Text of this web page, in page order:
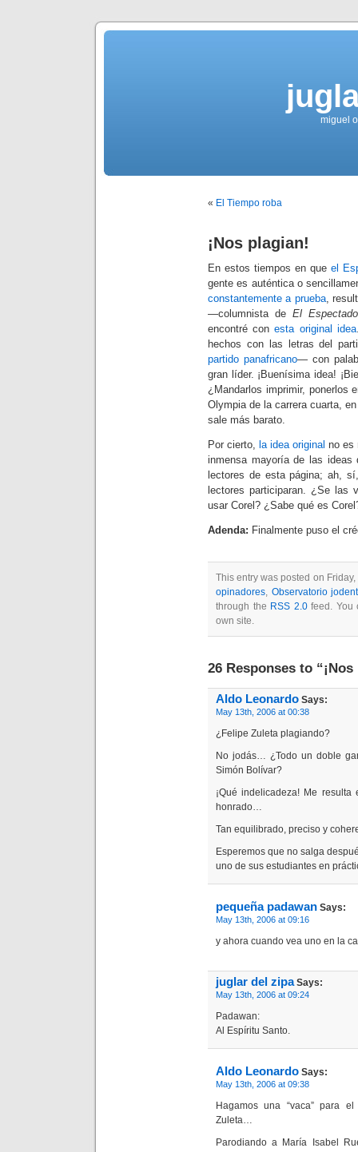
miguel
« El Tiempo roba
¡Nos plagian!
En estos tiempos en que el
gente es auténtica o
constantemente a prueba,
—columnista de El
encontré conesta original idea
hechos con las letras del
partido panafricano— con
gran líder. ¡Buenísima idea!
¿Mandarlos imprimir, ponerlos
Olympia de la carrera cuarta,
sale más barato.
Por cierto, la idea original no es
inmensa mayoría de las
lectores de esta página; ah,
lectores participaran. ¿Se las
usar Corel? ¿Sabe qué es
Adenda: Finalmente puso el
This entry was posted on
opinadores, Observatorio
through the RSS 2.0feed. You
own site.
26 Responses to
Aldo Leonardo Says:
May 13th, 2006 at 00:38
¿Felipe Zuleta plagiando?
No jodás… ¿Todo un doble
Simón Bolívar?
¡Qué indelicadeza! Me
honrado…
Tan equilibrado, preciso y
Esperemos que no salga
uno de sus estudiantes en
pequeña padawan Says:
May 13th, 2006 at 09:16
y ahora cuando vea uno en la
juglar del zipaSays:
May 13th, 2006 at 09:24
Padawan:
Al Espíritu Santo.
Aldo Leonardo Says:
May 13th, 2006 at 09:38
Hagamos una “vaca” para
Zuleta…
Parodiando a María Isabel